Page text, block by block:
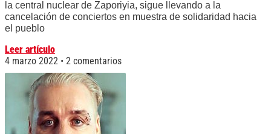
la central nuclear de Zaporiyia, sigue llevando a la
cancelación de conciertos en muestra de solidaridad hacia
el pueblo
Leer artículo
4 marzo 2022
2 comentarios